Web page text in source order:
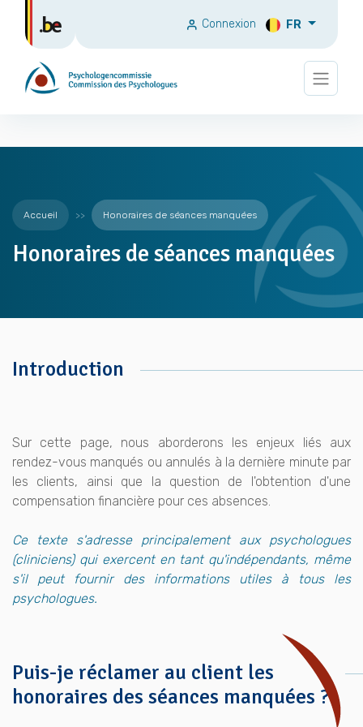
Connexion FR
Accueil Honoraires de séances manquées
Honoraires de séances manquées
Introduction
Sur cette page, nous aborderons les enjeux liés aux
rendez-vous manqués ou annulés à la dernière minute par
les clients, ainsi que la question de l'obtention d'une
compensation financière pour ces absences.
Ce texte s'adresse principalement aux psychologues
(cliniciens) qui exercent en tant qu'indépendants, même
s'il peut fournir des informations utiles à tous les
psychologues.
Puis-je réclamer au client les
honoraires des séances manquées ?